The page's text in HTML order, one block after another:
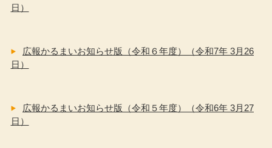
日）
広報かるまいお知らせ版（令和６年度）（令和7年 3月26
日）
広報かるまいお知らせ版（令和５年度）（令和6年 3月27
日）